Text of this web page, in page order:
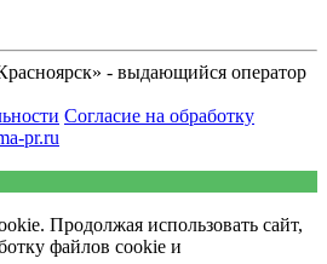
- выдающийся оператор
Согласие на обработку
pr.ru
Продолжая использовать сайт,
файлов cookie и